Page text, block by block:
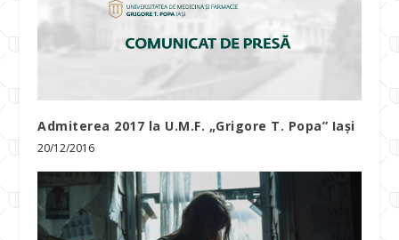
Admiterea 2017 la U.M.F. „Grigore T. Popa” Iași
20/12/2016